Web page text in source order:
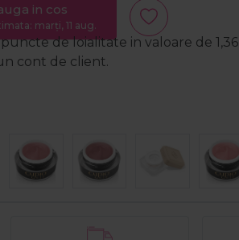
in cos
marți, 11 aug.
puncte de loialitate in valoare de 1,36
cont de client.